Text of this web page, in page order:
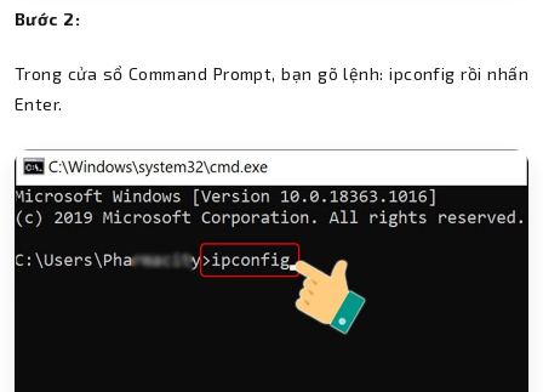
Bước 2:
Trong cửa sổ Command Prompt, bạn gõ lệnh: ipconfig rồi nhấn
Enter.